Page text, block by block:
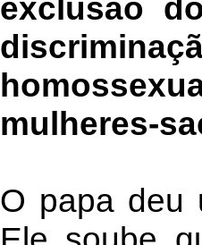
exclusão
mulheres-
O papa deu